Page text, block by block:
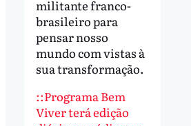
militante franco-
brasileiro para
pensar nosso
mundo com vistas à
sua transformação.
::Programa Bem
Viver terá edição